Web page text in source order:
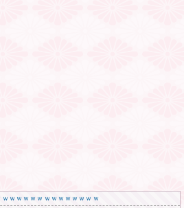
ｗｗｗｗｗｗｗｗｗｗｗｗｗ